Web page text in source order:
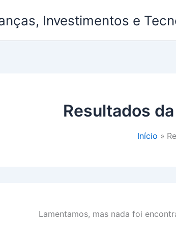
Investimentos e
Resultados
Início
Lamentamos, mas nada foi